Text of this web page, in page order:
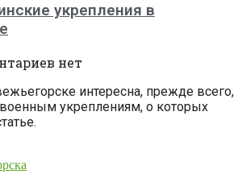
укрепления в
нет
интересна, прежде всего,
укреплениям, о которых